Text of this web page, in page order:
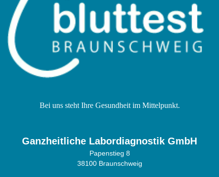
Bei uns steht Ihre Gesundheit im Mittelpunkt.
Ganzheitliche Labordiagnostik GmbH
Papenstieg 8
38100 Braunschweig